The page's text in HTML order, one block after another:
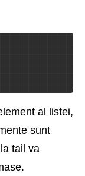
al listei,
sunt
tail va